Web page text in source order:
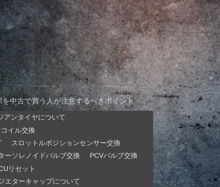
中古で買う人が注意するべきポイント
アンタイヤについて
イル交換
スロットルポジションセンサー交換
ーソレノイドバルブ交換
PCVバルブ交換
リセット
エターキャップについて